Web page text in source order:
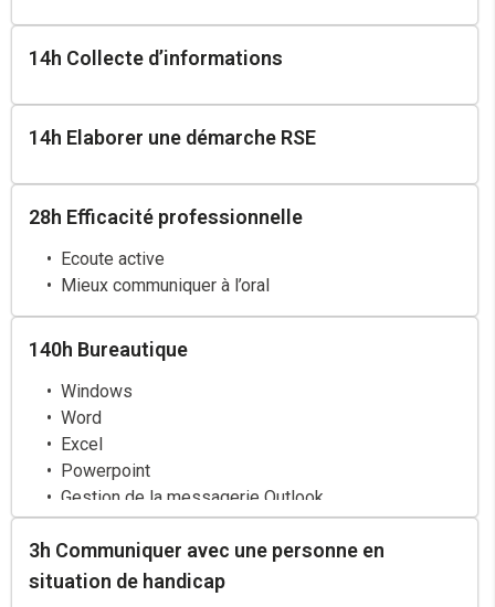
14h Collecte d’informations
14h Elaborer une démarche RSE
28h Efficacité professionnelle
Ecoute active
Mieux communiquer à l’oral
140h Bureautique
Windows
Word
Excel
Powerpoint
Gestion de la messagerie Outlook
Internet
Outils collaboratifs
3h Communiquer avec une personne en
situation de handicap